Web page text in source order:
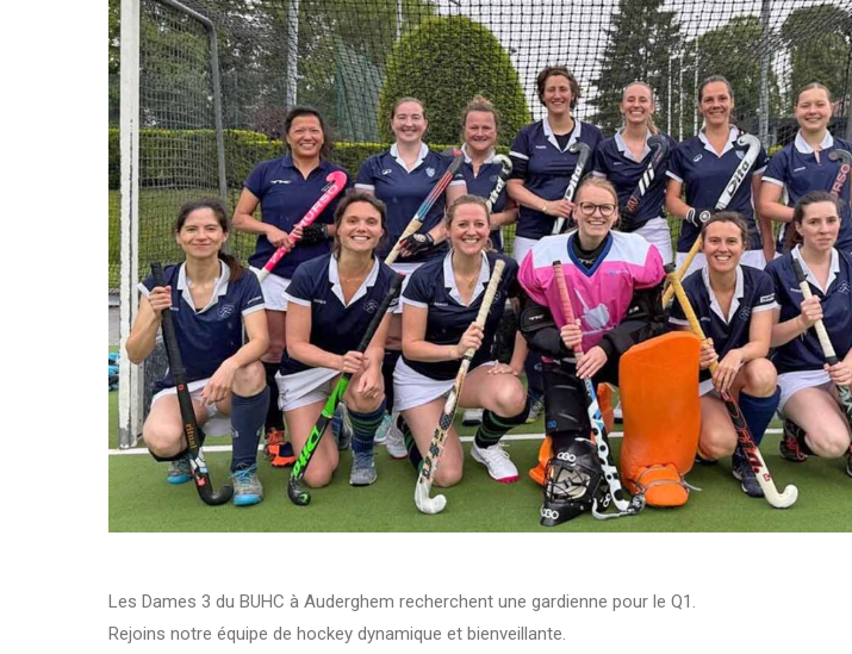
Les Dames 3 du BUHC à Auderghem recherchent une gardienne pour le Q1.
Rejoins notre équipe de hockey dynamique et bienveillante.